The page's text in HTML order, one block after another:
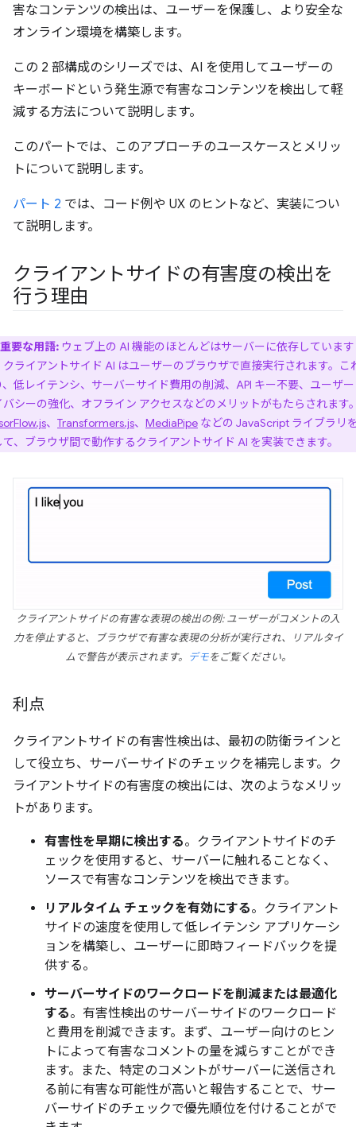
害なコンテンツの検出は、ユーザーを保護し、より安全な
オンライン環境を構築します。
この 2 部構成のシリーズでは、AI を使用してユーザーの
キーボードという発生源で有害なコンテンツを検出して軽
減する方法について説明します。
このパートでは、このアプローチのユースケースとメリッ
トについて説明します。
パート 2 では、コード例や UX のヒントなど、実装につい
て説明します。
クライアントサイドの有害度の検出を
行う理由
重要な用語: ウェブ上の AI 機能のほとんどはサーバーに依存しています
クライアントサイド AI はユーザーのブラウザで直接実行されます。こ
、低レイテンシ、サーバーサイド費用の削減、API キー不要、ユーザ
バシーの強化、オフライン アクセスなどのメリットがもたらされます
、 Transformers.js、 MediaPipe などの JavaScript ライブラリ
、ブラウザ間で動作するクライアントサイド AI を実装できます。
クライアントサイドの有害な表現の検出の例: ユーザーがコメントの入
力を停止すると、ブラウザで有害な表現の分析が実行され、リアルタイ
ムで警告が表示されます。
デモをご覧ください。
利点
クライアントサイドの有害性検出は、最初の防衛ラインと
して役立ち、サーバーサイドのチェックを補完します。ク
ライアントサイドの有害度の検出には、次のようなメリッ
トがあります。
有害性を早期に検出する。クライアントサイドのチ
ェックを使用すると、サーバーに触れることなく、
ソースで有害なコンテンツを検出できます。
リアルタイム チェックを有効にする。クライアント
サイドの速度を使用して低レイテンシ アプリケーシ
ョンを構築し、ユーザーに即時フィードバックを提
供する。
サーバーサイドのワークロードを削減または最適化
する。有害性検出のサーバーサイドのワークロード
と費用を削減できます。まず、ユーザー向けのヒン
トによって有害なコメントの量を減らすことができ
ます。また、特定のコメントがサーバーに送信され
る前に有害な可能性が高いと報告することで、サー
バーサイドのチェックで優先順位を付けることがで